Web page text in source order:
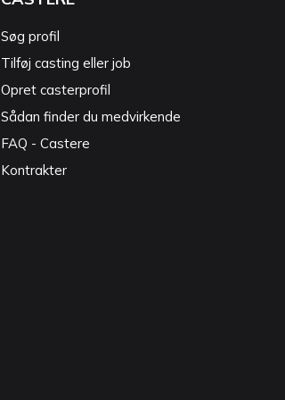
Søg profil
Tilføj casting eller job
Opret casterprofil
Sådan finder du medvirkende
FAQ - Castere
Kontrakter